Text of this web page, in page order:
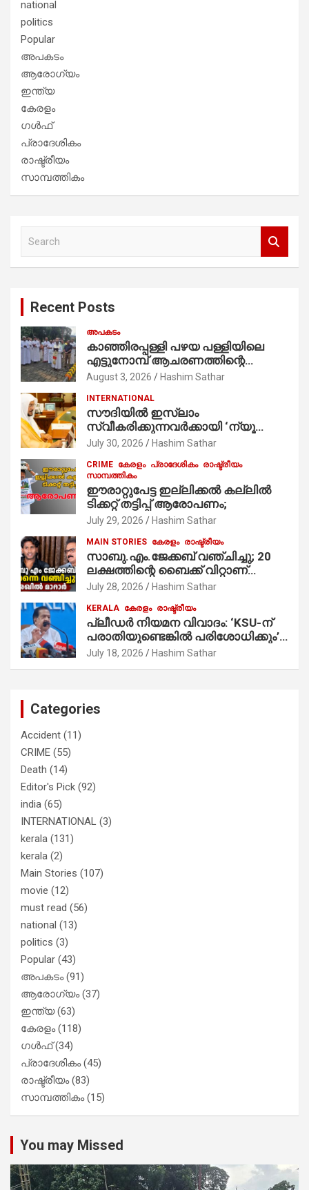
national
politics
Popular
അപകടം
ആരോഗ്യം
ഇന്ത്യ
കേരളം
ഗൾഫ്
പ്രാദേശികം
രാഷ്ട്രീയം
സാമ്പത്തികം
Recent Posts
അപകടം
കാഞ്ഞിരപ്പള്ളി പഴയ പള്ളിയിലെ
എട്ടുനോമ്പ് ആചരണത്തിന്റെ
ഭാഗമായുള്ള പന്തലിന്റെ കാൽനാട്ട്
കുര്യൻ താമരശ്ശേരി
നിർവഹിക്കുന്നു.
August 3, 2026 Hashim Sathar
INTERNATIONAL
സൗദിയില്‍ ഇസ്‌ലാം
സ്വീകരിക്കുന്നവര്‍ക്കായി ‘ന്യൂ
മുസ്ലിം’ ഡിജിറ്റല്‍ കാര്‍ഡ് സേവനം
July 30, 2026 Hashim Sathar
CRIME കേരളം പ്രാദേശികം രാഷ്ട്രീയം
സാമ്പത്തികം
ഈരാറ്റുപേട്ട ഇല്ലിക്കൽ കല്ലിൽ
ടിക്കറ്റ് തട്ടിപ്പ് ആരോപണം;
July 29, 2026 Hashim Sathar
MAIN STORIES കേരളം രാഷ്ട്രീയം
സാബു.എം.ജേക്കബ് വഞ്ചിച്ചു; 20
ലക്ഷത്തിന്റെ ബൈക്ക് വിറ്റാണ്
തൃക്കാക്കരയില്‍ മത്സരിച്ചത്!
മാത്രമാണ് ഉണ്ടായിരുന്നത്;
സാബുവിന്റേത് വ്യക്തിപരമായ
നേട്ടത്തിനുള്ള പാര്‍ട്ടി; ഇപ്പോള്‍
ഫോണ്‍ വിളിച്ചാല്‍ എടുക്കില്ല;
തിരഞ്ഞെടുപ്പിലെ ദുരനുഭവങ്ങള്‍
July 28, 2026 Hashim Sathar
KERALA കേരളം രാഷ്ട്രീയം
പ്ലീഡർ നിയമന വിവാദം: ‘KSU-ന്
പരാതിയുണ്ടെങ്കിൽ പരിശോധിക്കും’;
രമേശ് ചെന്നിത്തല
July 18, 2026 Hashim Sathar
Categories
Accident (11)
CRIME (55)
Death (14)
Editor's Pick (92)
india (65)
INTERNATIONAL (3)
kerala (131)
kerala (2)
Main Stories (107)
movie (12)
must read (56)
national (13)
politics (3)
Popular (43)
അപകടം(91)
ആരോഗ്യം(37)
ഇന്ത്യ(63)
കേരളം(118)
ഗൾഫ്(34)
പ്രാദേശികം(45)
രാഷ്ട്രീയം(83)
സാമ്പത്തികം(15)
You may Missed